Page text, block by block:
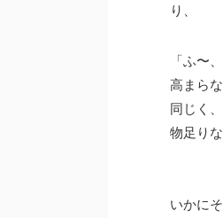
り、
「ふ〜
高まら
同じく
物足り
いかに